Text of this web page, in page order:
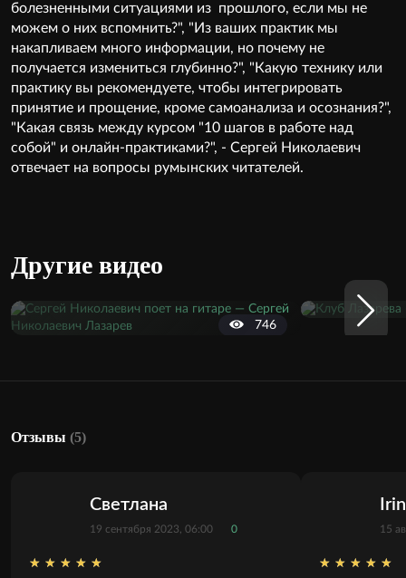
болезненными ситуациями из прошлого, если мы не
можем о них вспомнить?", "Из ваших практик мы
накапливаем много информации, но почему не
получается измениться глубинно?", "Какую технику или
практику вы рекомендуете, чтобы интегрировать
принятие и прощение, кроме самоанализа и осознания?",
"Какая связь между курсом "10 шагов в работе над
собой" и онлайн-практиками?", - Сергей Николаевич
отвечает на вопросы румынских читателей.
Другие видео
746
Отзывы (5)
Светлана
19 сентября 2023, 06:00 0 15